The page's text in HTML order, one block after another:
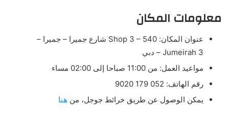
معلومات المكان
عنوان المكان:
Shop 3 – 540 شارع جميرا – جميرا –
Jumeirah 3 – دبي
مواعيد العمل: من 11:00 صباحا إلى 02:00 مساء
رقم الهاتف: 052 179 9020
يمكن الوصول عن طريق خرائط جوجل، من هنا